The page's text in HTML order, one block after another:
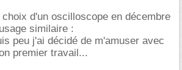
d'un oscilloscope en décembre
similaire :
peu j'ai décidé de m'amuser avec
premier travail...